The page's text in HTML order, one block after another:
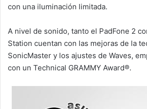
con una iluminación limitada.
A nivel de sonido, tanto el PadFone 2
Station cuentan con las mejoras de la
SonicMaster y los ajustes de Waves,
con un Technical GRAMMY Award®.